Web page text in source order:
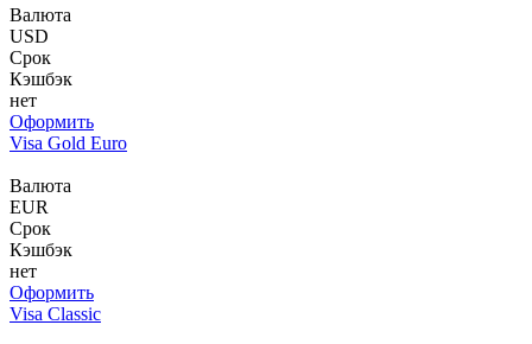
Валюта
USD
Срок
Кэшбэк
нет
Оформить
Visa Gold Euro
Валюта
EUR
Срок
Кэшбэк
нет
Оформить
Visa Classic